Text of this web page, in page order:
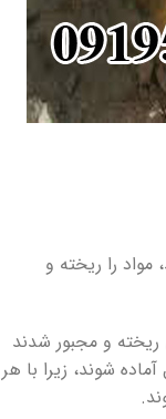
مواد را ریخته و
و مجبور شدند
شوند، زیرا با هر